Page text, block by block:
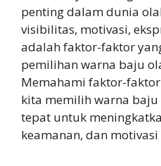
penting dalam dunia
visibilitas, motivasi,
adalah faktor-faktor
pemilihan warna baju
Memahami faktor-
kita memilih warna
tepat untuk
keamanan, dan